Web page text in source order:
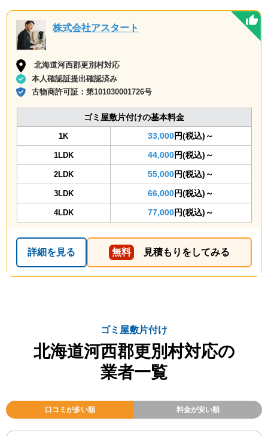
株式会社アスタート
北海道河西郡更別村対応
本人確認証提出確認済み
古物商許可証：第101030001726号
ゴミ屋敷片付けの基本料金
1K 33,000円(税込)～
1LDK 44,000円(税込)～
2LDK 55,000円(税込)～
3LDK 66,000円(税込)～
4LDK 77,000円(税込)～
詳細を見る 無料 見積もりをしてみる
ゴミ屋敷片付け
北海道河西郡更別村対応の
業者一覧
口コミが多い順 料金が安い順